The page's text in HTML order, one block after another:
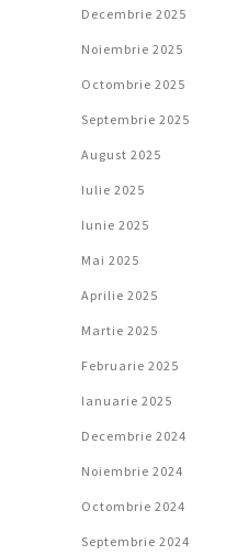
Decembrie 2025
Noiembrie 2025
Octombrie 2025
Septembrie 2025
August 2025
Iulie 2025
Iunie 2025
Mai 2025
Aprilie 2025
Martie 2025
Februarie 2025
Ianuarie 2025
Decembrie 2024
Noiembrie 2024
Octombrie 2024
Septembrie 2024